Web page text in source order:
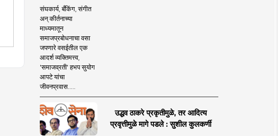
संघकार्य, बँकिंग, संगीत
अन् कीर्तनाच्या
माध्यमातून
समाजप्रबोधनाचा वसा
जपणारे वसईतील एक
आदर्श व्यक्तिमत्त्व,
'समाजव्रती' हभप सुयोग
आपटे यांचा
जीवनप्रवास.....
उद्धव ठाकरे प्रकृतीमुळे, तर आदित्य
प्रवृत्तीमुळे मागे पडले : सुशील कुलकर्णी